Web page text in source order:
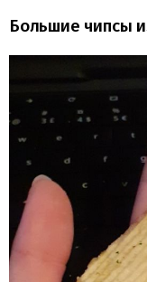
Большие чипсы